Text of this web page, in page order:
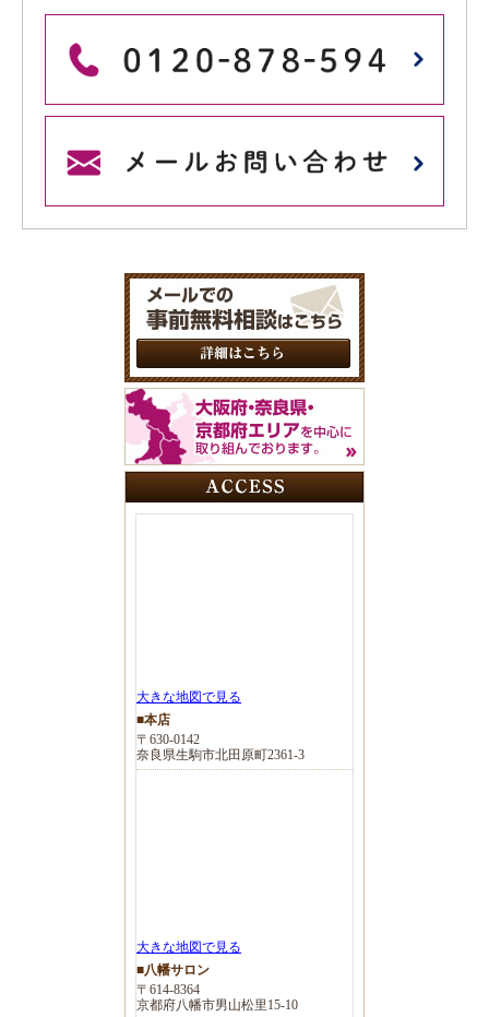
大きな地図で見る
■本店
〒630-0142
奈良県生駒市北田原町2361-3
大きな地図で見る
■八幡サロン
〒614-8364
京都府八幡市男山松里15-10